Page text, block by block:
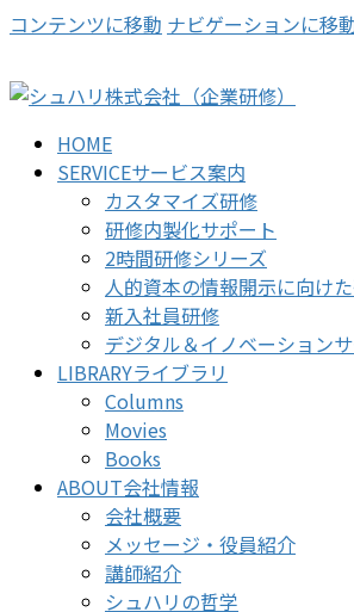
コンテンツに移動 ナビゲーションに移
HOME
SERVICEサービス案内
カスタマイズ研修
研修内製化サポート
2時間研修シリーズ
人的資本の情報開示に向け
新入社員研修
デジタル＆イノベーション
LIBRARYライブラリ
Columns
Movies
Books
ABOUT会社情報
会社概要
メッセージ・役員紹介
講師紹介
シュハリの哲学